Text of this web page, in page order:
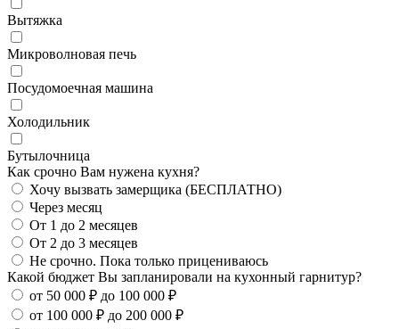
Вытяжка
Микроволновая печь
Посудомоечная машина
Холодильник
Бутылочница
Как срочно Вам нужена кухня?
Хочу вызвать замерщика (БЕСПЛАТНО)
Через месяц
От 1 до 2 месяцев
От 2 до 3 месяцев
Не срочно. Пока только прицениваюсь
Какой бюджет Вы запланировали на кухонный гарнитур?
от 50 000 ₽ до 100 000 ₽
от 100 000 ₽ до 200 000 ₽